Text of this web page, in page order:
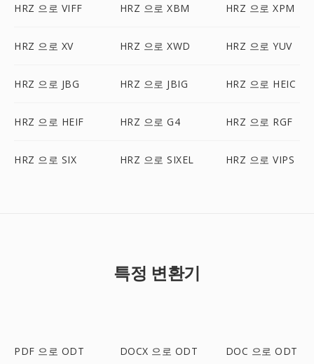
HRZ 으로 VIFF HRZ 으로 XBM HRZ 으로 XPM
HRZ 으로 XV HRZ 으로 XWD HRZ 으로 YUV
HRZ 으로 JBG HRZ 으로 JBIG HRZ 으로 HEIC
HRZ 으로 HEIF HRZ 으로 G4 HRZ 으로 RGF
HRZ 으로 SIX HRZ 으로 SIXEL HRZ 으로 VIPS
특정 변환기
PDF 으로 ODT DOCX 으로 ODT DOC 으로 ODT